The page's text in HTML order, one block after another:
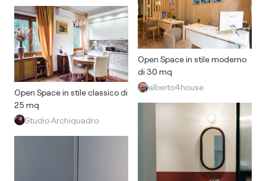
Open Space in stile classico di
25 mq
Studio Archiquadro
Open Space in stile moderno
di 30 mq
alberto4house